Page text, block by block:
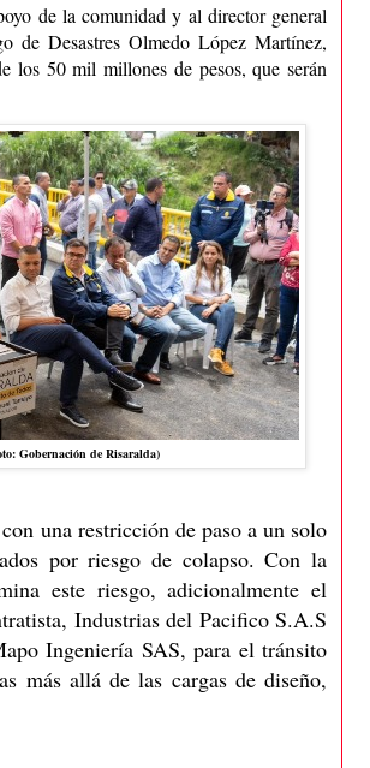
de la comunidad y al director general
de Desastres Olmedo López Martínez,
los 50 mil millones de pesos, que serán
Gobernación de Risaralda)
una restricción de paso a un solo
por riesgo de colapso. Con la
este riesgo, adicionalmente el
Industrias del Pacifico S.A.S
Ingeniería SAS, para el tránsito
más allá de las cargas de diseño,